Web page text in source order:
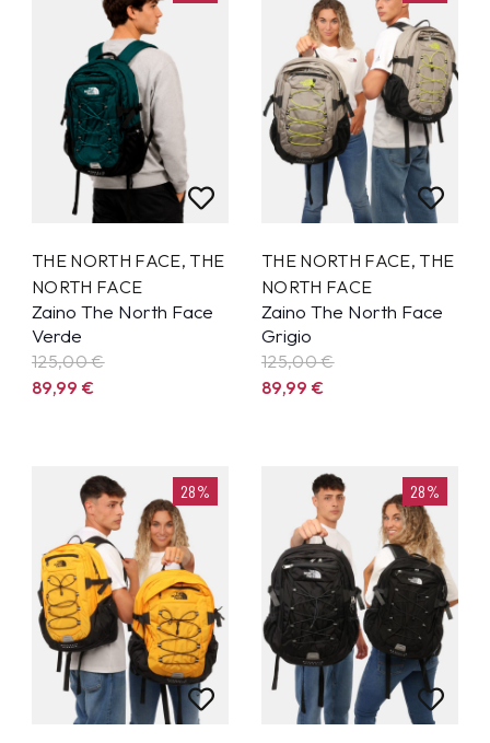
THE NORTH FACE, THE
NORTH FACE
Zaino The North Face
Verde
125,00 €
89,99€
THE NORTH FACE, THE
NORTH FACE
Zaino The North Face
Grigio
125,00 €
89,99€
28% 28%